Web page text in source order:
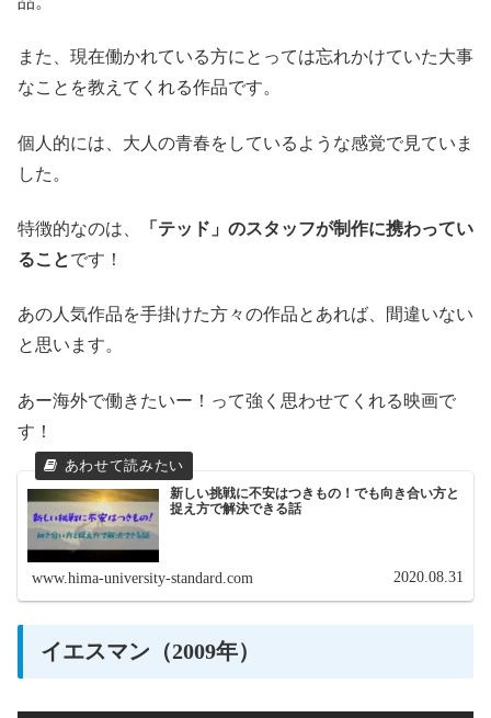
また、現在働かれている方にとっては忘れかけていた大事
なことを教えてくれる作品です。
個人的には、大人の青春をしているような感覚で見ていま
した。
特徴的なのは、
「テッド」のスタッフが制作に携わってい
ることです！
あの人気作品を手掛けた方々の作品とあれば、間違いない
と思います。
あー海外で働きたいー！って強く思わせてくれる映画で
す！
新しい挑戦に不安はつきもの！でも向き合い方と
捉え方で解決できる話
www.hima-university-standard.com 2020.08.31
イエスマン（2009年）